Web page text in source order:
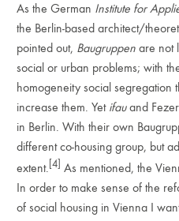
As the German Institute for
the Berlin-based architect/
pointed out, Baugruppen are not
social or urban problems; with
homogeneity social segregation
increase them. Yet ifauand
in Berlin. With their own
different co-housing group, but
extent.[4] As mentioned, the
In order to make sense of the
of social housing in Vienna I